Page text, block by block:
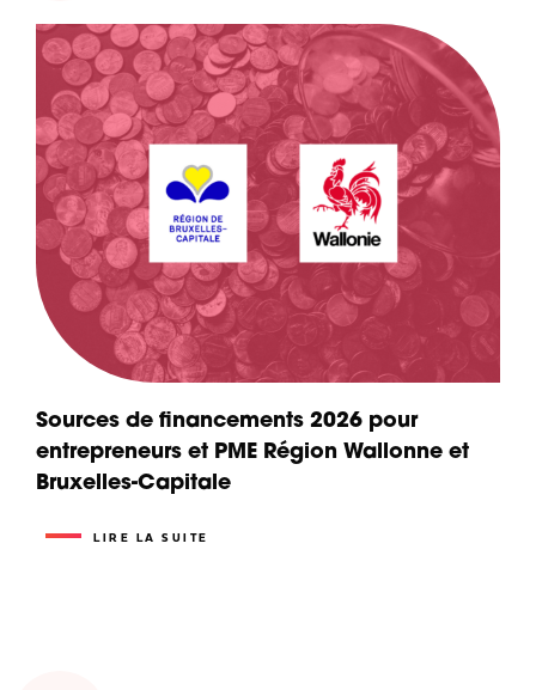
Sources de financements 2026 pour
entrepreneurs et PME Région Wallonne et
Bruxelles-Capitale
LIRE LA SUITE